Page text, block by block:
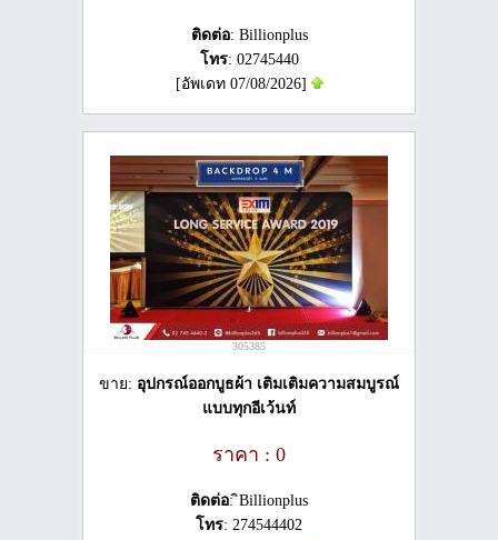
ติดต่อ: Billionplus
โทร: 02745440
[อัพเดท 07/08/2026]
305385
ขาย: อุปกรณ์ออกบูธผ้า เติมเติมความสมบูรณ์
แบบทุกอีเว้นท์
ราคา : 0
ติดต่อ: ิBillionplus
โทร: 274544402